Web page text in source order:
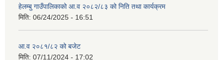
हेलम्बु गाउँपालिकाको आ.व २०८२/८३ को निति तथा कार्यक्रम
मिति: 06/24/2025 - 16:51
आ.व २०८१/८२ को बजेट
मिति: 07/11/2024 - 17:02